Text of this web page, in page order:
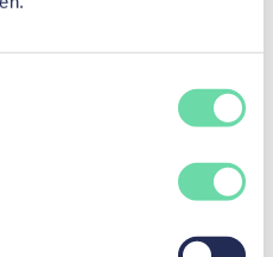
40524